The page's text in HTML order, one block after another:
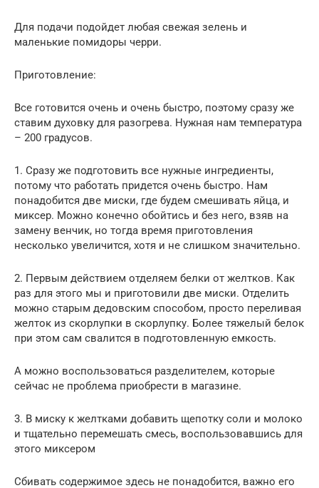
Для подачи подойдет любая свежая зелень и
маленькие помидоры черри.
Приготовление:
Все готовится очень и очень быстро, поэтому сразу же
ставим духовку для разогрева. Нужная нам температура
– 200 градусов.
1. Сразу же подготовить все нужные ингредиенты,
потому что работать придется очень быстро. Нам
понадобится две миски, где будем смешивать яйца, и
миксер. Можно конечно обойтись и без него, взяв на
замену венчик, но тогда время приготовления
несколько увеличится, хотя и не слишком значительно.
2. Первым действием отделяем белки от желтков. Как
раз для этого мы и приготовили две миски. Отделить
можно старым дедовским способом, просто переливая
желток из скорлупки в скорлупку. Более тяжелый белок
при этом сам свалится в подготовленную емкость.
А можно воспользоваться разделителем, которые
сейчас не проблема приобрести в магазине.
3. В миску к желтками добавить щепотку соли и молоко
и тщательно перемешать смесь, воспользовавшись для
этого миксером
Сбивать содержимое здесь не понадобится, важно его